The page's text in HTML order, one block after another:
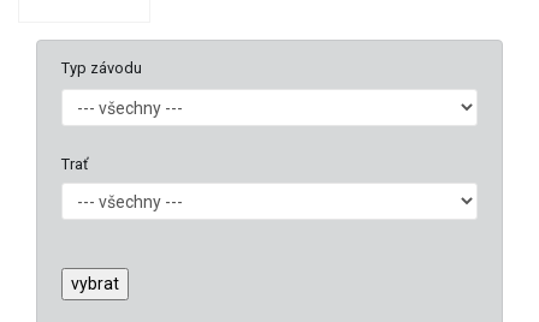
Typ závodu
Trať